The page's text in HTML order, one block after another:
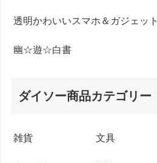
透明かわいいスマホ＆ガジェット
幽☆遊☆白書
ダイソー商品カテゴリー
雑貨 文具